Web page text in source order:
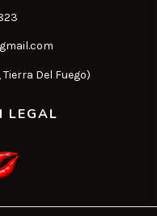
Del Fuego)
LEGAL